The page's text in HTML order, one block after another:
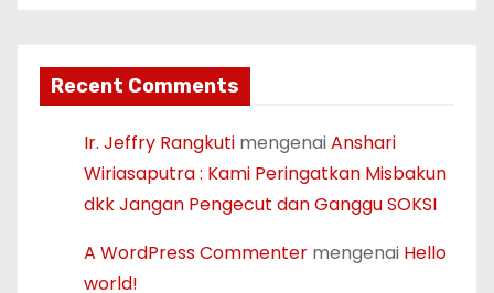
Recent Comments
Ir. Jeffry Rangkuti mengenaiAnshari
Wiriasaputra : Kami Peringatkan Misbakun
dkk Jangan Pengecut dan Ganggu SOKSI
A WordPress Commenter mengenai Hello
world!